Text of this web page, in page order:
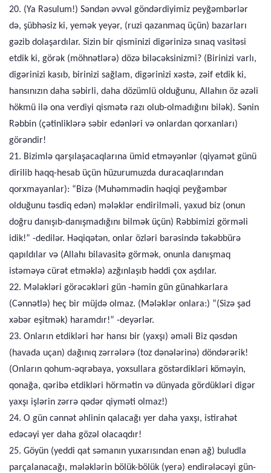
20. (Ya Rəsulum!) Səndən əvvəl göndərdiyimiz peyğəmbərlər
də, şübhəsiz ki, yemək yeyər, (ruzi qazanmaq üçün) bazarları
gəzib dolaşardılar. Sizin bir qisminizi digərinizə sınaq vasitəsi
etdik ki, görək (möhnətlərə) dözə biləcəksinizmi? (Birinizi varlı,
digərinizi kasıb, birinizi sağlam, digərinizi xəstə, zəif etdik ki,
hansınızın daha səbirli, daha dözümlü olduğunu, Allahın öz əzəli
hökmü ilə ona verdiyi qismətə razı olub-olmadığını bilək). Sənin
Rəbbin (çətinliklərə səbir edənləri və onlardan qorxanları)
görəndir!
21. Bizimlə qarşılaşacaqlarına ümid etməyənlər (qiyamət günü
dirilib haqq-hesab üçün hüzurumuzda duracaqlarından
qorxmayanlar): “Bizə (Muhəmmədin həqiqi peyğəmbər
olduğunu təsdiq edən) mələklər endirilməli, yaxud biz (onun
doğru danışıb-danışmadığını bilmək üçün) Rəbbimizi görməli
idik!” -dedilər. Həqiqətən, onlar özləri barəsində təkəbbürə
qapıldılar və (Allahı bilavasitə görmək, onunla danışmaq
istəməyə cürət etməklə) azğınlaşıb həddi çox aşdılar.
22. Mələkləri görəcəkləri gün -həmin gün günahkarlara
(Cənnətlə) heç bir müjdə olmaz. (Mələklər onlara:) “(Sizə şad
xəbər eşitmək) haramdır!” -deyərlər.
23. Onların etdikləri hər hansı bir (yaxşı) əməli Biz qəsdən
(havada uçan) dağınıq zərrələrə (toz dənələrinə) döndərərik!
(Onların qohum-əqrəbaya, yoxsullara göstərdikləri köməyin,
qonağa, qəribə etdikləri hörmətin və dünyada gördükləri digər
yaxşı işlərin zərrə qədər qiyməti olmaz!)
24. O gün cənnət əhlinin qalacağı yer daha yaxşı, istirahət
edəcəyi yer daha gözəl olacaqdır!
25. Göyün (yeddi qat səmanın yuxarısından enən ağ) buludla
parçalanacağı, mələklərin bölük-bölük (yerə) endirələcəyi gün-